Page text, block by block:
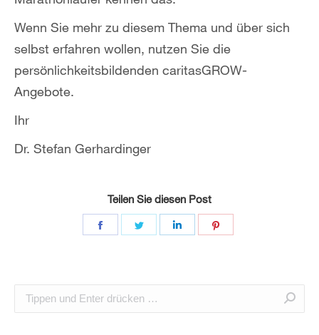
Wenn Sie mehr zu diesem Thema und über sich
selbst erfahren wollen, nutzen Sie die
persönlichkeitsbildenden caritasGROW-
Angebote.
Ihr
Dr. Stefan Gerhardinger
Teilen Sie diesen Post